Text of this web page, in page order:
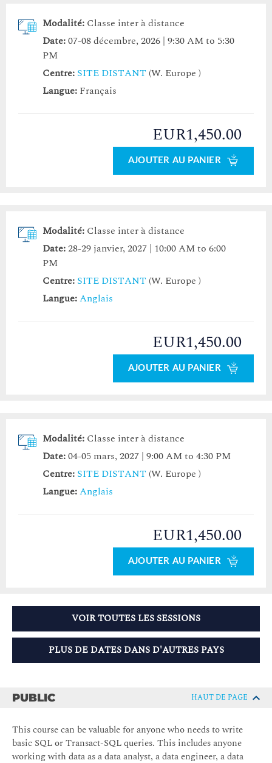
Modalité: Classe inter à distance
Date:07-08 décembre, 2026 | 9:30 AM to 5:30
PM
Centre: SITE DISTANT (W. Europe )
Langue: Français
EUR1,450.00
AJOUTER AU PANIER
Modalité: Classe inter à distance
Date:28-29 janvier, 2027 | 10:00 AM to 6:00
PM
Centre: SITE DISTANT (W. Europe )
Langue:Anglais
EUR1,450.00
AJOUTER AU PANIER
Modalité: Classe inter à distance
Date:04-05 mars, 2027 | 9:00 AM to 4:30 PM
Centre: SITE DISTANT (W. Europe )
Langue:Anglais
EUR1,450.00
AJOUTER AU PANIER
VOIR TOUTES LES SESSIONS
PLUS DE DATES DANS D'AUTRES PAYS
PUBLIC HAUT DE PAGE
This course can be valuable for anyone who needs to write
basic SQL or Transact-SQL queries. This includes anyone
working with data as a data analyst, a data engineer, a data